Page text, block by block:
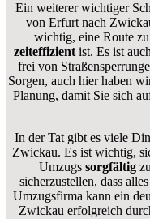
Ein weiterer wichtiger
von Erfurt nach
wichtig, eine Route
zeiteffizientist. Es ist
frei von
Sorgen, auch hier haben
Planung, damit Sie sich
In der Tat gibt es viele
Zwickau. Es ist wichtig,
Umzugs sorgfältig zu
sicherzustellen, dass
Umzugsfirma kann ein
Zwickau erfolgreich